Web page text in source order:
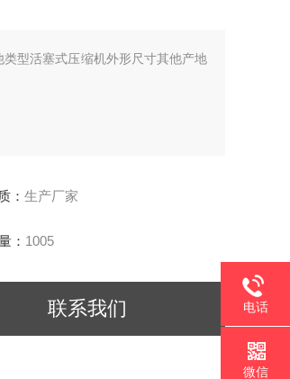
型活塞式压缩机外形尺寸其他产地
： 生产厂家
： 1005
联系我们 电话
微信